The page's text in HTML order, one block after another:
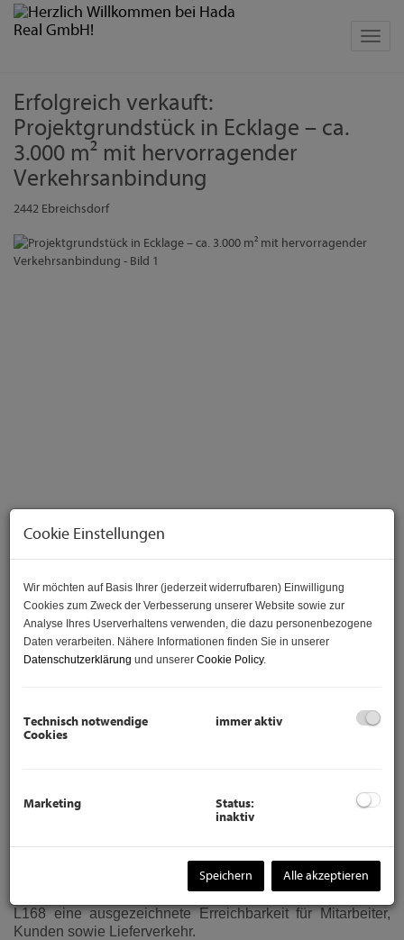
Erfolgreich verkauft:
Projektgrundstück in Ecklage – ca.
3.000 m² mit hervorragender
Verkehrsanbindung
2442 Ebreichsdorf
Gewerbegrundstück mit ca. 3.000 m² in Ecklage –
Bauland Betriebsgebiet (BB) – Unterwaltersdorf /
Fläche von ca. 3.000 m² im Gemeindegebiet
Unterwaltersdorf, einer Katastralgemeinde der Stadt
Die Liegenschaft befindet sich in sehr gut sichtbarer
Ecklage im Bereich Georg-Bannert-Straße / Brodersdorfer
Straße und bietet aufgrund der Lage an der Landesstraße
L168 eine ausgezeichnete Erreichbarkeit für Mitarbeiter,
Kunden sowie Lieferverkehr.
Cookie Einstellungen
Wir möchten auf Basis Ihrer (jederzeit widerrufbaren) Einwilligung
Cookies zum Zweck der Verbesserung unserer Website sowie zur
Analyse Ihres Userverhaltens verwenden, die dazu personenbezogene
Daten verarbeiten. Nähere Informationen finden Sie in unserer
Datenschutzerklärung und unserer Cookie Policy.
Technisch notwendige
Cookies
immer aktiv
Marketing
Status:
inaktiv
Speichern Alle akzeptieren